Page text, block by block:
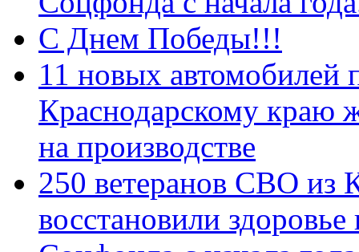
С Днем Победы!!!
11 новых автомобилей
Краснодарскому краю
на производстве
250 ветеранов СВО из
восстановили